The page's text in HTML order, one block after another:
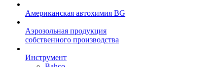
Американская автохимия BG
Аэрозольная продукция
собственного производства
Инструмент